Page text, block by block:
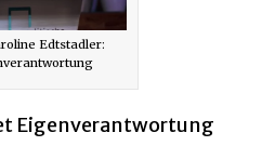
Edtstadler:
Eigenverantwortung